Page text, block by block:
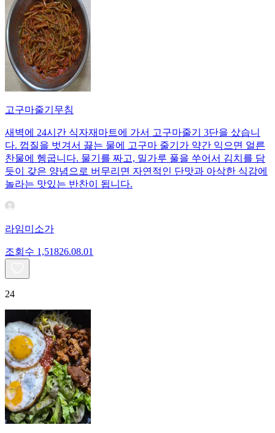
고구마줄기무침
새벽에 24시간 식자재마트에 가서 고구마줄기 3단을 샀습니
다. 껍질을 벗겨서 끓는 물에 고구마 줄기가 약간 익으면 얼른
찬물에 헹굽니다. 물기를 짜고, 밀가루 풀을 쑤어서 김치를 담
듯이 갖은 양념으로 버무리면 자연적인 단맛과 아삭한 식감에
놀라는 맛있는 반찬이 됩니다.
라임미소가
조회수 1,51826.08.01
24